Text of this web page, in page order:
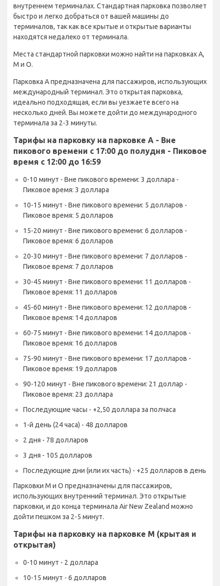
внутреннем терминалах. Стандартная парковка позволяет
быстро и легко добраться от вашей машины до
терминалов, так как все крытые и открытые варианты
находятся недалеко от терминала.
Места стандартной парковки можно найти на парковках A,
M и O.
Парковка A предназначена для пассажиров, использующих
международный терминал. Это открытая парковка,
идеально подходящая, если вы уезжаете всего на
несколько дней. Вы можете дойти до международного
терминала за 2-3 минуты.
Тарифы на парковку на парковке A - Вне
пикового времени с 17:00 до полудня - Пиковое
время с 12:00 до 16:59
0-10 минут - Вне пикового времени: 3 доллара -
Пиковое время: 3 доллара
10-15 минут - Вне пикового времени: 5 долларов -
Пиковое время: 5 долларов
15-20 минут - Вне пикового времени: 6 долларов -
Пиковое время: 6 долларов
20-30 минут - Вне пикового времени: 7 долларов -
Пиковое время: 7 долларов
30-45 минут - Вне пикового времени: 11 долларов -
Пиковое время: 11 долларов
45-60 минут - Вне пикового времени: 12 долларов -
Пиковое время: 14 долларов
60-75 минут - Вне пикового времени: 14 долларов -
Пиковое время: 16 долларов
75-90 минут - Вне пикового времени: 17 долларов -
Пиковое время: 19 долларов
90-120 минут - Вне пикового времени: 21 доллар -
Пиковое время: 23 доллара
Последующие часы - +2,50 доллара за полчаса
1-й день (24 часа) - 48 долларов
2 дня - 78 долларов
3 дня - 105 долларов
Последующие дни (или их часть) - +25 долларов в день
Парковки M и O предназначены для пассажиров,
использующих внутренний терминал. Это открытые
парковки, и до конца терминала Air New Zealand можно
дойти пешком за 2-5 минут.
Тарифы на парковку на парковке M (крытая и
открытая)
0-10 минут - 2 доллара
10-15 минут - 6 долларов